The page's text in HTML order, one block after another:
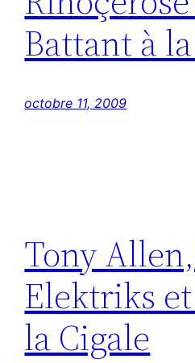
Battant à
octobre 11, 2009
Tony
Elektriks
la Cigale